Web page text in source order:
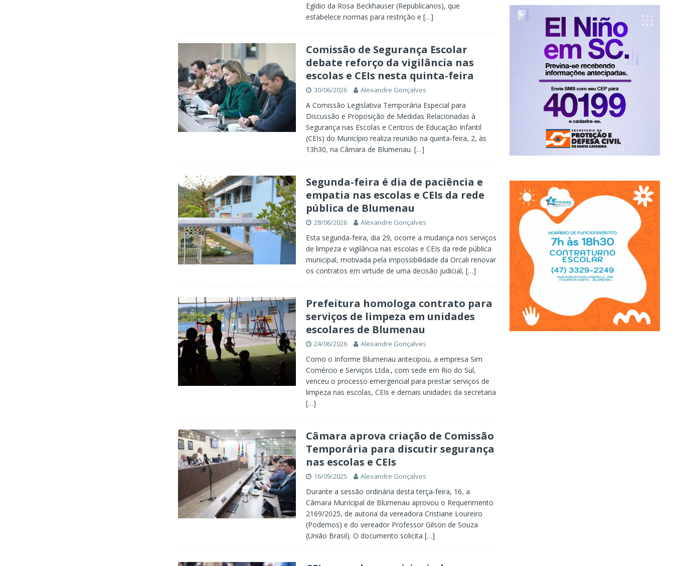
Egídio da Rosa Beckhauser (Republicanos), que
estabelece normas para restrição e […]
Comissão de Segurança Escolar
debate reforço da vigilância nas
escolas e CEIs nesta quinta-feira
30/06/2026 Alexandre Gonçalves
A Comissão Legislativa Temporária Especial para
Discussão e Proposição de Medidas Relacionadas à
Segurança nas Escolas e Centros de Educação Infantil
(CEIs) do Município realiza reunião na quinta-feira, 2, às
13h30, na Câmara de Blumenau. […]
Segunda-feira é dia de paciência e
empatia nas escolas e CEIs da rede
pública de Blumenau
28/06/2026 Alexandre Gonçalves
Esta segunda-feira, dia 29, ocorre a mudança nos serviços
de limpeza e vigilância nas escolas e CEIs da rede pública
municipal, motivada pela impossibilidade da Orcali renovar
os contratos em virtude de uma decisão judicial, […]
Prefeitura homologa contrato para
serviços de limpeza em unidades
escolares de Blumenau
24/06/2026 Alexandre Gonçalves
Como o Informe Blumenau antecipou, a empresa Sim
Comércio e Serviços Ltda., com sede em Rio do Sul,
venceu o processo emergencial para prestar serviços de
limpeza nas escolas, CEIs e demais unidades da secretaria
[…]
Câmara aprova criação de Comissão
Temporária para discutir segurança
nas escolas e CEIs
16/09/2025 Alexandre Gonçalves
Durante a sessão ordinária desta terça-feira, 16, a
Câmara MunIcipal de Blumenau aprovou o Requerimento
2169/2025, de autoria da vereadora Cristiane Loureiro
(Podemos) e do vereador Professor Gilson de Souza
(União Brasil). O documento solicita […]